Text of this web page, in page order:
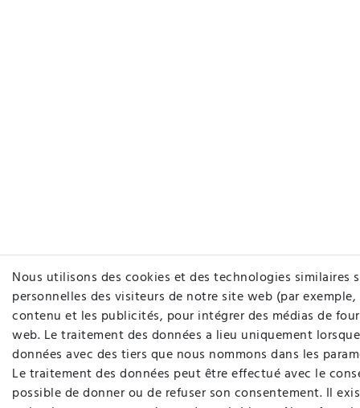
Nous utilisons des cookies et des technologies
personnelles des visiteurs de notre site web (par
contenu et les publicités, pour intégrer des médias de
web. Le traitement des données a lieu uniquement
données avec des tiers que nous nommons dans les
Le traitement des données peut être effectué avec le
possible de donner ou de refuser son consentement. Il